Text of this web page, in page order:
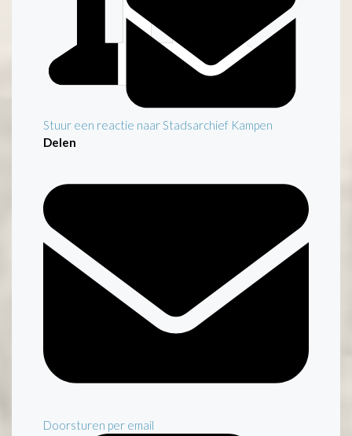
Stuur een reactie naar Stadsarchief Kampen
Delen
Doorsturen per email